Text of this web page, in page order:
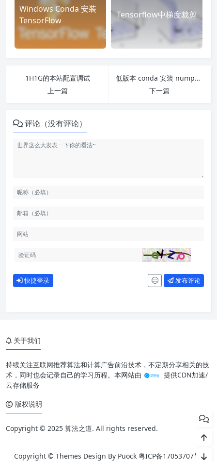
Windows Conda 安装
TensorFlow
Tensorflow中梯度裁剪
1H1G的本站配置调试
上一篇
低版本 conda 安装 numpy 遇到的问题
下一篇
评论（没有评论）
快捷登录 发布评论
关于我们
持续关注互联网推荐算法和计算广告前沿技术，不定期分享相关的技
术，同时也会记录自己的学习历程。本网站由
提供CDN加速/
云存储服务
版权说明
Copyright © 2025 算法之道. All rights reserved.
Copyright © Themes Design By Puock 粤ICP备17053707号